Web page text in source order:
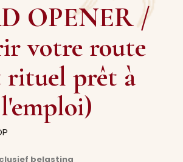
OPENER /
votre route
prêt à
l'emploi)
belasting